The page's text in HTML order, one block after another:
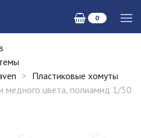
0
Пластиковые хомуты
медного цвета, полиамид 1/50